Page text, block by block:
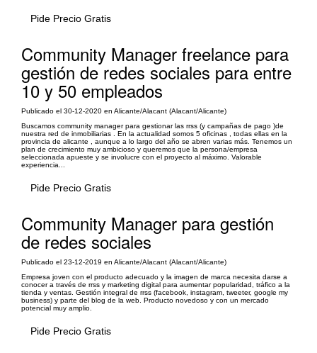
Pide Precio Gratis
Community Manager freelance para
gestión de redes sociales para entre
10 y 50 empleados
Publicado el 30-12-2020 en Alicante/Alacant (Alacant/Alicante)
Buscamos community manager para gestionar las rrss (y campañas de pago )de
nuestra red de inmobiliarias . En la actualidad somos 5 oficinas , todas ellas en la
provincia de alicante , aunque a lo largo del año se abren varias más. Tenemos un
plan de crecimiento muy ambicioso y queremos que la persona/empresa
seleccionada apueste y se involucre con el proyecto al máximo. Valorable
experiencia...
Pide Precio Gratis
Community Manager para gestión
de redes sociales
Publicado el 23-12-2019 en Alicante/Alacant (Alacant/Alicante)
Empresa joven con el producto adecuado y la imagen de marca necesita darse a
conocer a través de rrss y marketing digital para aumentar popularidad, tráfico a la
tienda y ventas. Gestión integral de rrss (facebook, instagram, tweeter, google my
business) y parte del blog de la web. Producto novedoso y con un mercado
potencial muy amplio.
Pide Precio Gratis